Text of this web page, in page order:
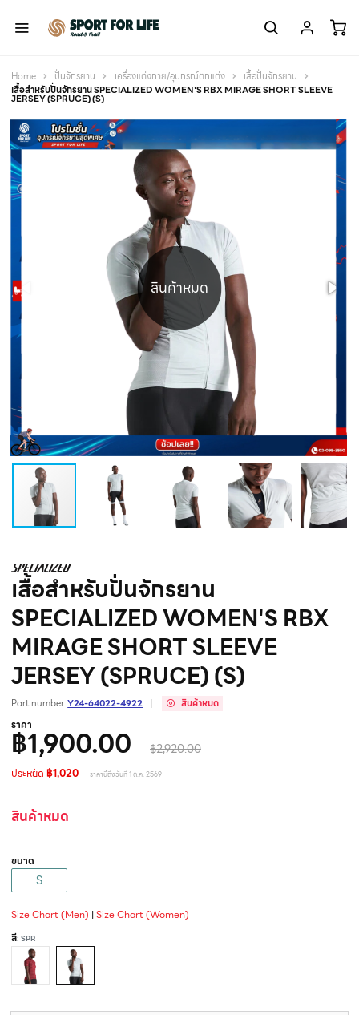
Home ปั่นจักรยาน เครื่องแต่งกาย/อุปกรณ์ตกแต่ง
เสื้อปั่นจักรยาน
เสื้อสำหรับปั่นจักรยาน SPECIALIZED WOMEN'S RBX MIRAGE SHORT SLEEVE
JERSEY (SPRUCE) (S)
เสื้อสำหรับปั่นจักรยาน
SPECIALIZED WOMEN'S RBX
MIRAGE SHORT SLEEVE
JERSEY (SPRUCE) (S)
Part number Y24-64022-4922 สินค้าหมด
ราคา
฿1,900.00 ฿2,920.00
ประหยัด ฿1,020 ราคานี้ถึงวันที่ 1 ต.ค. 2569
สินค้าหมด
ขนาด
S
Size Chart (Men) |Size Chart (Women)
สี: SPR